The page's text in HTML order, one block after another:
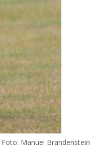
Manuel Brandenstein